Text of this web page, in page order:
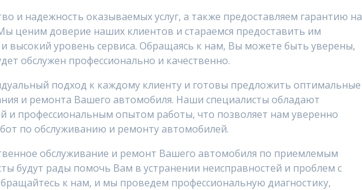
и надежность оказываемых услуг, а также предоставляем гарантию на
ценим доверие наших клиентов и стараемся предоставить им
высокий уровень сервиса. Обращаясь к нам, Вы можете быть уверены,
обслужен профессионально и качественно.
подход к каждому клиенту и готовы предложить оптимальные
и ремонта Вашего автомобиля. Наши специалисты обладают
и профессиональным опытом работы, что позволяет нам уверенно
по обслуживанию и ремонту автомобилей.
обслуживание и ремонт Вашего автомобиля по приемлемым
будут рады помочь Вам в устранении неисправностей и проблем с
к нам, и мы проведем профессиональную диагностику,